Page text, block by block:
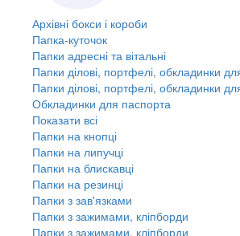
Архівні бокси і короби
Папка-куточок
Папки адресні та вітальні
Папки ділові, портфелі, обкладинки
Папки ділові, портфелі, обкладинки
Обкладинки для паспорта
Показати всі
Папки на кнопці
Папки на липучці
Папки на блискавці
Папки на резинці
Папки з зав'язками
Папки з зажимами, кліпборди
Папки з зажимами, кліпборди